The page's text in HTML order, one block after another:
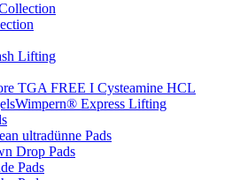
Lifting
TGA FREE I Cysteamine HCL
Express Lifting
ultradünne Pads
Drop Pads
Pads